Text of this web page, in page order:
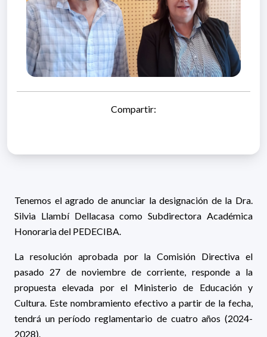
Compartir:
Tenemos el agrado de anunciar la designación de la Dra.
Silvia Llambí Dellacasa como Subdirectora Académica
Honoraria del PEDECIBA.
La resolución aprobada por la Comisión Directiva el
pasado 27 de noviembre de corriente, responde a la
propuesta elevada por el Ministerio de Educación y
Cultura. Este nombramiento efectivo a partir de la fecha,
tendrá un período reglamentario de cuatro años (2024-
2028).